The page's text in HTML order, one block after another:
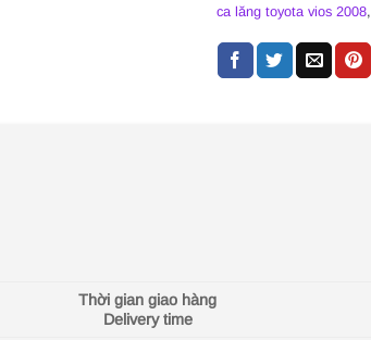
ca lăng toyota vios 2008,
Thời gian giao hàng
Delivery time